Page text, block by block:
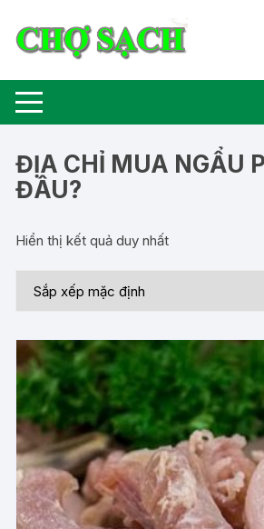
ĐỊA CHỈ MUA NGẨU
ĐÂU?
Hiển thị kết quả duy nhất